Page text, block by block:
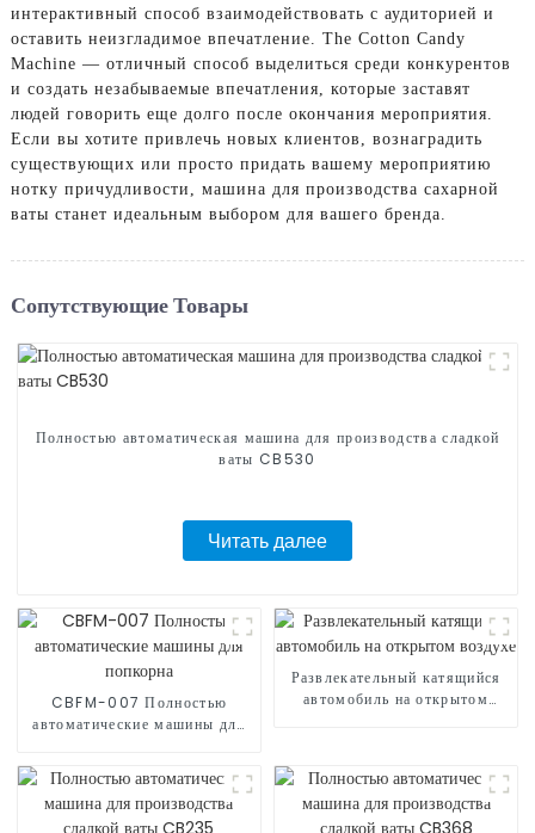
интерактивный способ взаимодействовать с аудиторией и
оставить неизгладимое впечатление. The Cotton Candy
Machine — отличный способ выделиться среди конкурентов
и создать незабываемые впечатления, которые заставят
людей говорить еще долго после окончания мероприятия.
Если вы хотите привлечь новых клиентов, вознаградить
существующих или просто придать вашему мероприятию
нотку причудливости, машина для производства сахарной
ваты станет идеальным выбором для вашего бренда.
Сопутствующие Товары
Полностью автоматическая машина для производства сладкой
ваты CB530
Читать далее
CBFM-007 Полностью
автоматические машины для
Развлекательный катящийся
автомобиль на открытом